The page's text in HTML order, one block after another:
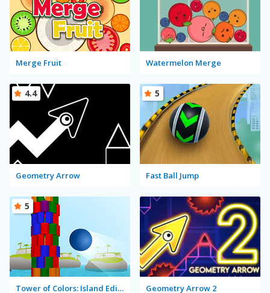
Merge Fruit Watermelon Merge
Geometry Arrow
4.4
Fast Ball Jump
5
Tower of Colors: Island Edition
5
Geometry Arrow 2